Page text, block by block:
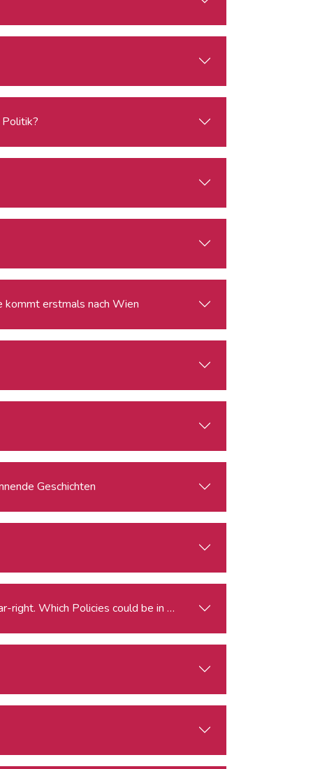
kommt erstmals nach Wien
Geschichten
Elections for the European Parliament and the Rise of the Far-right. Which Policies could be in Peril?